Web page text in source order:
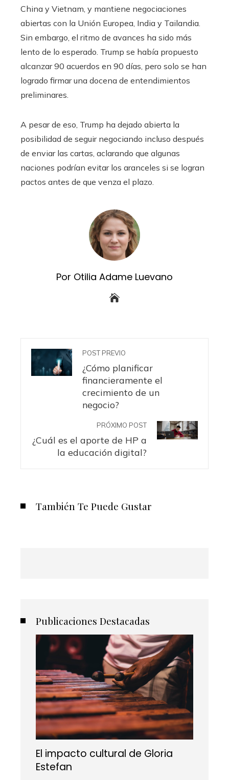
China y Vietnam, y mantiene negociaciones
abiertas con la Unión Europea, India y Tailandia.
Sin embargo, el ritmo de avances ha sido más
lento de lo esperado. Trump se había propuesto
alcanzar 90 acuerdos en 90 días, pero solo se han
logrado firmar una docena de entendimientos
preliminares.
A pesar de eso, Trump ha dejado abierta la
posibilidad de seguir negociando incluso después
de enviar las cartas, aclarando que algunas
naciones podrían evitar los aranceles si se logran
pactos antes de que venza el plazo.
Por Otilia Adame Luevano
POST PREVIO
¿Cómo planificar
financieramente el
crecimiento de un
negocio?
PRÓXIMO POST
¿Cuál es el aporte de HP a
la educación digital?
También Te Puede Gustar
Publicaciones Destacadas
El impacto cultural de Gloria
Estefan